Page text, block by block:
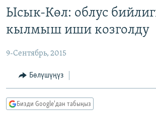
Издөөгө
салыңыз
ЭКОНОМИКА
МАДАНИЯТ
БОРБОР АЗИЯ
АТАЙЫН ИЛИКТӨӨ
ТВ ПРОГРАММАЛАР
ЭКСПЕРТТЕР ТАЛДАЙТ
ӨЗГӨЧӨ ПИКИР
Ысык-Көл: облус
кылмыш иши козголду
9-Сентябрь, 2015
Бөлүшүңүз
Бизди Google'дан табыңыз